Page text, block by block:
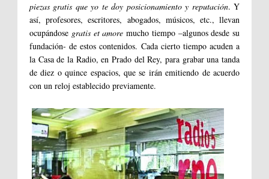
piezas gratis que yo te doy posicionamiento y reputación. Y
así, profesores, escritores, abogados, músicos, etc., llevan
ocupándose gratis et amore mucho tiempo –algunos desde su
fundación- de estos contenidos. Cada cierto tiempo acuden a
la Casa de la Radio, en Prado del Rey, para grabar una tanda
de diez o quince espacios, que se irán emitiendo de acuerdo
con un reloj establecido previamente.